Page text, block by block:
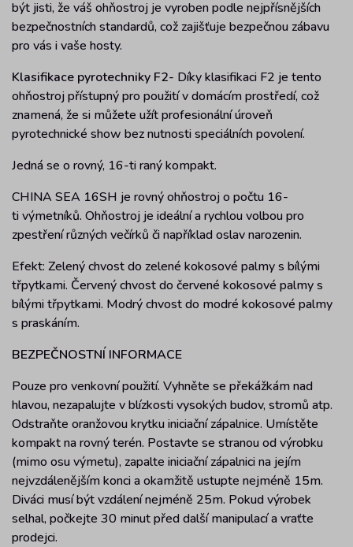
být jisti, že váš ohňostroj je vyroben podle nejpřísnějších
bezpečnostních standardů, což zajišťuje bezpečnou zábavu
pro vás i vaše hosty.
Klasifikace pyrotechniky F2- Díky klasifikaci F2 je tento
ohňostroj přístupný pro použití v domácím prostředí, což
znamená, že si můžete užít profesionální úroveň
pyrotechnické show bez nutnosti speciálních povolení.
Jedná se o rovný, 16-ti raný kompakt.
CHINA SEA 16SH je rovný ohňostroj o počtu 16-
ti výmetníků. Ohňostroj je ideální a rychlou volbou pro
zpestření různých večírků či například oslav narozenin.
Efekt: Zelený chvost do zelené kokosové palmy s bílými
třpytkami. Červený chvost do červené kokosové palmy s
bílými třpytkami. Modrý chvost do modré kokosové palmy
s praskáním.
BEZPEČNOSTNÍ INFORMACE
Pouze pro venkovní použití. Vyhněte se překážkám nad
hlavou, nezapalujte v blízkosti vysokých budov, stromů atp.
Odstraňte oranžovou krytku iniciační zápalnice. Umístěte
kompakt na rovný terén. Postavte se stranou od výrobku
(mimo osu výmetu), zapalte iniciační zápalnici na jejím
nejvzdálenějším konci a okamžitě ustupte nejméně 15m.
Diváci musí být vzdálení nejméně 25m. Pokud výrobek
selhal, počkejte 30 minut před další manipulací a vraťte
prodejci.